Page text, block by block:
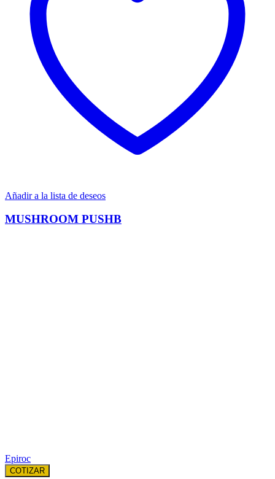
Añadir a la lista de deseos
MUSHROOM PUSHB
Epiroc
COTIZAR